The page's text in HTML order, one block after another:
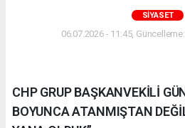
SIYASET
06.07.2026 - 11:45,
CHP GRUP BAŞKANVEKİLİ
BOYUNCA ATANMIŞTAN